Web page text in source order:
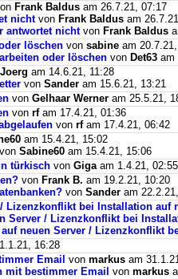
Frank Baldus am 26.7.21, 07:17
nichtvon Frank Baldus am
antwortet nichtvon Frank Baldus
löschen von sabine am
oder löschen von Det63 am
Joerg am 14.6.21, 11:28
von Sander am 15.6.21, 13:21
von Gelhaar Werner am 25.5.21,
von rfam 17.4.21, 01:36
von rfam 17.4.21, 06:42
am 15.4.21, 15:02
von Sabine60 am 15.4.21, 15:06
türkisch von Gigaam 1.4.21, 02:55
von Frank B. am 19.2.21, 10:20
von Sander am
Lizenzkonflikt bei Installation auf
Server / Lizenzkonflikt bei
auf neuen Server / Lizenzkonflikt
16:28
Email von markus am
mit bestimmer Email von markus